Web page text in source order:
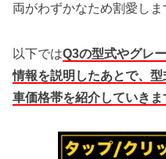
両がわずかなため割愛しま
以下ではQ3の型式やグレ
情報を説明したあとで、
車価格帯を紹介していきま